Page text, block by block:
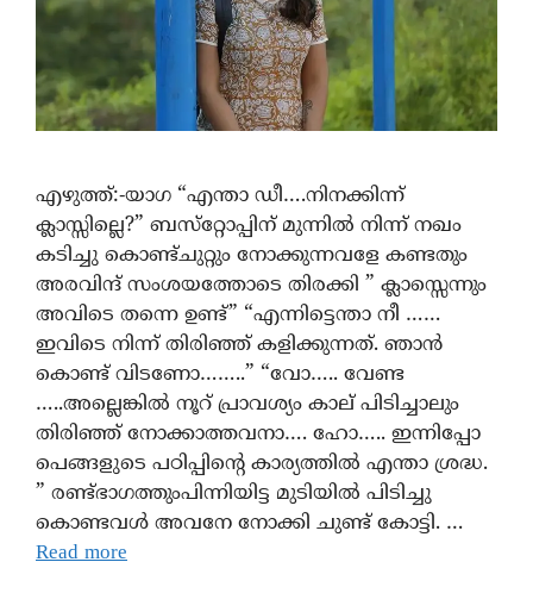
എഴുത്ത്:-യാഗ “എന്താ ഡീ….നിനക്കിന്ന്
ക്ലാസ്സില്ലെ?” ബസ്‌റ്റോപ്പിന് മുന്നിൽ നിന്ന് നഖം
കടിച്ചു കൊണ്ട്ചുറ്റും നോക്കുന്നവളേ കണ്ടതും
അരവിന്ദ് സംശയത്തോടെ തിരക്കി ” ക്ലാസ്സെന്നും
അവിടെ തന്നെ ഉണ്ട്” “എന്നിട്ടെന്താ നീ ……
ഇവിടെ നിന്ന് തിരിഞ്ഞ് കളിക്കുന്നത്. ഞാൻ
കൊണ്ട് വിടണോ……..” “വോ….. വേണ്ട
…..അല്ലെങ്കിൽ നൂറ് പ്രാവശ്യം കാല് പിടിച്ചാലും
തിരിഞ്ഞ് നോക്കാത്തവനാ…. ഹോ….. ഇന്നിപ്പോ
പെങ്ങളുടെ പഠിപ്പിന്റെ കാര്യത്തിൽ എന്താ ശ്രദ്ധ.
” രണ്ട്ഭാഗത്തുംപിന്നിയിട്ട മുടിയിൽ പിടിച്ചു
കൊണ്ടവൾ അവനേ നോക്കി ചുണ്ട് കോട്ടി. …
Read more